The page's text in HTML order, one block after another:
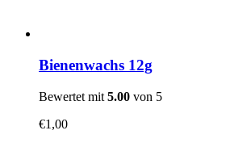
Bienenwachs 12g
Bewertet mit 5.00 von 5
€1,00